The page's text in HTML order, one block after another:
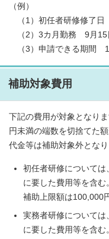
（例）
（1）初任者研修修了
（2）3カ月勤務 9月15
（3）申請できる期間
補助対象費用
下記の費用が対象となり
円未満の端数を切捨てた
代金等は補助対象外となり
初任者研修について
に要した費用等を含む
補助上限額は100,000
実務者研修について
に要した費用等を含む